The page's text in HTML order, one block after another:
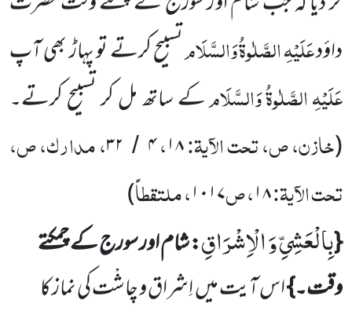
داؤدعَلَیْہِالصَّلٰوۃُوَالسَّلَامتسبیح کرتے تو پہاڑ بھی آپ
عَلَیْہِالصَّلٰوۃُوَالسَّلَامکے ساتھ مل کر تسبیح کرتے۔
(خازن، ص، تحت الآیۃ:۱۸،۴ / ۳۲، مدارک، ص،
تحت الآیۃ:۱۸، ص۱۰۱۷، ملتقطاً)
{بِالْعَشِیِّ وَ الْاِشْرَاقِ: شام اور سورج کے چمکتے
وقت۔}اس آیت میںاِشراق و چاشْت کی نماز کا